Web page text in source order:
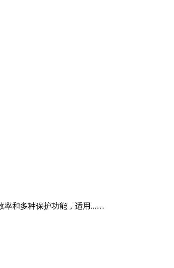
率和多种保护功能，适用...…